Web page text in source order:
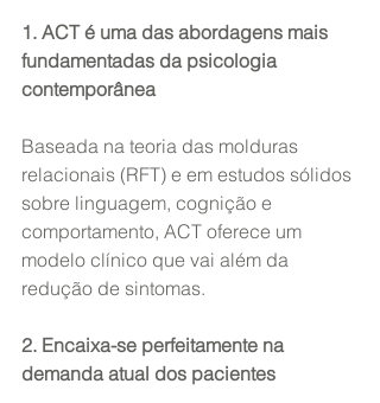
1. ACT é uma das abordagens mais
fundamentadas da psicologia
contemporânea
Baseada na teoria das molduras
relacionais (RFT) e em estudos sólidos
sobre linguagem, cognição e
comportamento, ACT oferece um
modelo clínico que vai além da
redução de sintomas.
2. Encaixa-se perfeitamente na
demanda atual dos pacientes